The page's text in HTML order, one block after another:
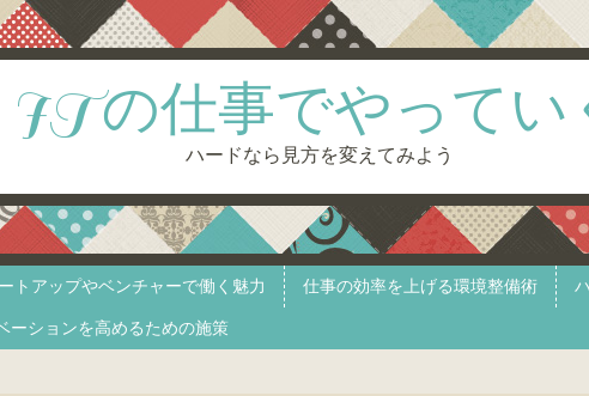
ITの仕事でやってい
ハードなら見方を変えてみよう
トアップやベンチャーで働く魅力 仕事の効率を上げる環境整備術
ーションを高めるための施策